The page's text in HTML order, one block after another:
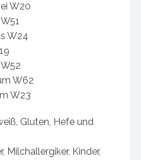
W20
W24
W62
W23
Gluten, Hefe und
Milchallergiker, Kinder,